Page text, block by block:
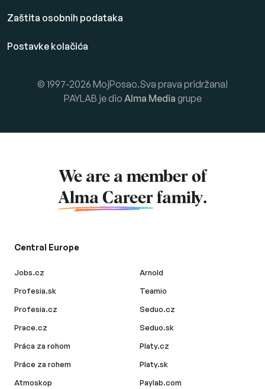
Zaštita osobnih podataka
Postavke kolačića
© 1997-2026 MojPosao.Sva prava pridržana!
PAYLAB je dio Alma Media grupe
We are a member of
Alma Career family.
Central Europe
Jobs.cz
Profesia.sk
Profesia.cz
Prace.cz
Práca za rohom
Práce za rohem
Atmoskop
Arnold
Teamio
Seduo.cz
Seduo.sk
Platy.cz
Platy.sk
Paylab.com